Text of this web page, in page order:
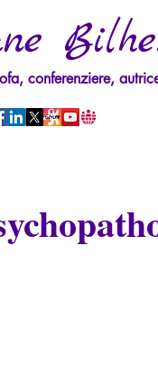
conferenziere,